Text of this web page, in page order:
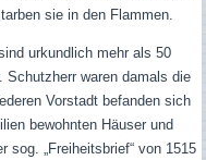
sie in den Flammen.
urkundlich mehr als 50
Schutzherr waren damals die
Vorstadt befanden sich
bewohnten Häuser und
sog. „Freiheitsbrief“ von 1515